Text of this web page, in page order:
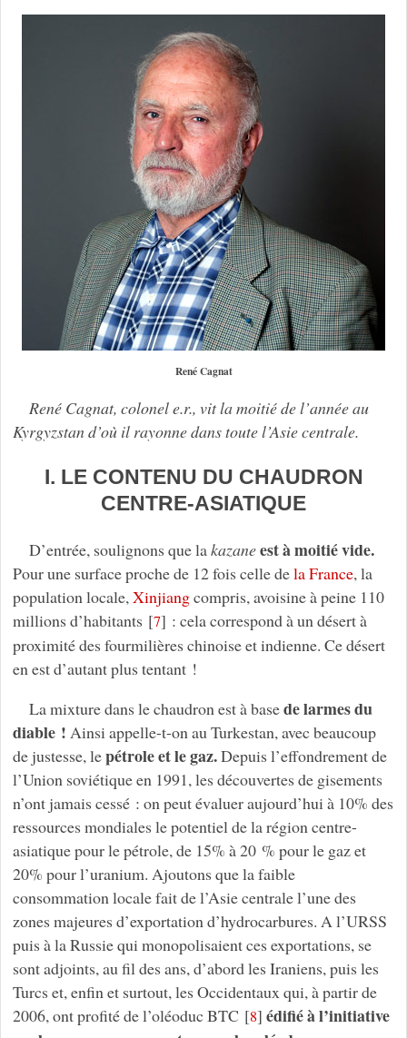
René Cagnat
René Cagnat, colonel e.r., vit la moitié de l’année au
Kyrgyzstan d’où il rayonne dans toute l’Asie centrale.
I. LE CONTENU DU CHAUDRON
CENTRE-ASIATIQUE
D’entrée, soulignons que lakazaneest à moitié vide.
Pour une surface proche de 12 fois celle dela France, la
population locale,Xinjiangcompris, avoisine à peine 110
millions d’habitants [7] : cela correspond à un désert à
proximité des fourmilières chinoise et indienne. Ce désert
en est d’autant plus tentant !
La mixture dans le chaudron est à basede larmes du
diable ! Ainsi appelle-t-on au Turkestan, avec beaucoup
de justesse, lepétrole et le gaz.Depuis l’effondrement de
l’Union soviétique en 1991, les découvertes de gisements
n’ont jamais cessé : on peut évaluer aujourd’hui à 10% des
ressources mondiales le potentiel de la région centre-
asiatique pour le pétrole, de 15% à 20 % pour le gaz et
20% pour l’uranium. Ajoutons que la faible
consommation locale fait de l’Asie centrale l’une des
zones majeures d’exportation d’hydrocarbures. A l’URSS
puis à la Russie qui monopolisaient ces exportations, se
sont adjoints, au fil des ans, d’abord les Iraniens, puis les
Turcs et, enfin et surtout, les Occidentaux qui, à partir de
2006, ont profité de l’oléoduc BTC [8] édifié à l’initiative